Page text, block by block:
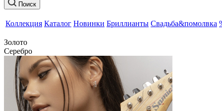
Поиск
Коллекция Каталог Новинки Бриллианты Свадьба&помолвка
Золото
Серебро